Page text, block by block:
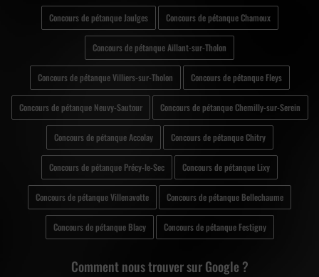
Concours de pétanque Jaulges Concours de pétanque Chamoux
Concours de pétanque Aillant-sur-Tholon
Concours de pétanque Villiers-sur-Tholon Concours de pétanque Fleys
Concours de pétanque Neuvy-Sautour Concours de pétanque Chemilly-sur-Serein
Concours de pétanque Accolay Concours de pétanque Chitry
Concours de pétanque Précy-le-Sec Concours de pétanque Lixy
Concours de pétanque Villenavotte Concours de pétanque Bellechaume
Concours de pétanque Blacy Concours de pétanque Festigny
Comment nous trouver sur Google ?